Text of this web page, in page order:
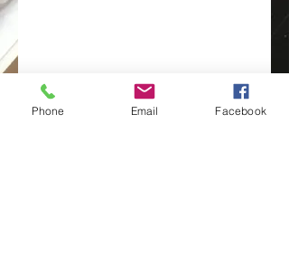
Phone Email Facebook